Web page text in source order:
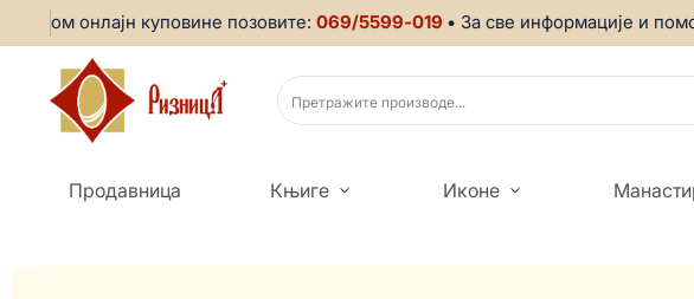
онлајн куповине позовите:069/5599-019• За све информације и помоћ
Продавница Књиге Иконе